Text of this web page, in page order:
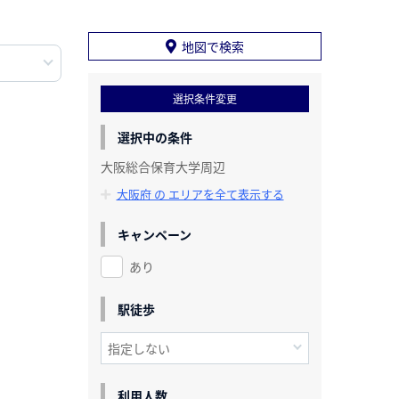
地図で検索
選択条件変更
選択中の条件
大阪総合保育大学周辺
大阪府 の エリアを全て表示する
キャンペーン
あり
駅徒歩
利用人数